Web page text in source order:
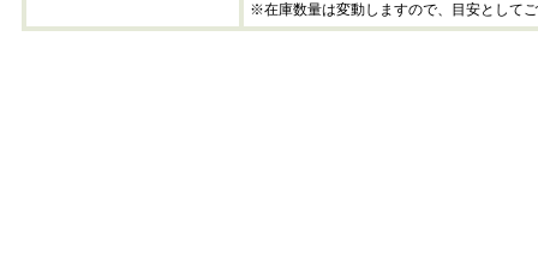
※在庫数量は変動しますので、目安として